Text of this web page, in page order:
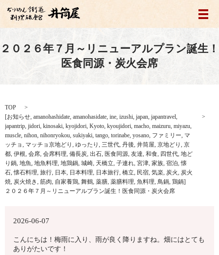
メ
２０２６年７月～リニューアルプラン誕生！
医食同源・炭火会席
TOP
[お知らせ, amanohashidate, amanohasidate, ine, izushi, japan, japantravel,
japantrip, jidori, kinosaki, kyojidori, Kyoto, kyoujidori, macho, maizuru, miyazu,
muscle, nihon, nihonryokou, sukiyaki, tango, torinabe, yosano, ファミリー, マ
ッチョ, マッチョ京地どり , ゆったり , 三世代, 丹後, 井筒屋, 京地どり , 京
都, 伊根, 会席, 会席料理, 備長炭, 出石, 医食同源, 友達, 和食, 四世代, 地ど
り鍋, 地魚, 地魚料理, 地鶏鍋, 城崎, 天橋立, 子連れ, 宮津, 家族, 宿泊,懐
石,懐石料理, 旅行, 日本, 日本料理, 日本旅行, 橋立, 民宿, 気楽, 炭火, 炭火
焼, 炭火焼き, 筋肉, 自家養鶏, 舞鶴, 薬膳, 薬膳料理, 魚料理, 鳥鍋, 鶏鍋]
２０２６年７月～リニューアルプラン誕生！医食同源・炭火会席
2026-06-07
こんにちは！梅雨に入り、雨が良く降りますね。畑にはとても
ありがたいです！